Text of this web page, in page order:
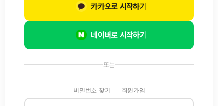
또는
비밀번호 찾기 회원가입
네이버로 시작하기
카카오로 시작하기